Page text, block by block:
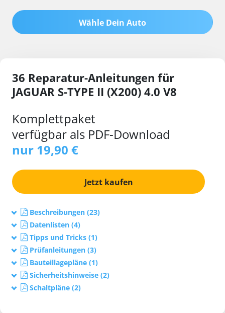
Wähle Dein Auto
36 Reparatur-Anleitungen für
JAGUAR S-TYPE II (X200) 4.0 V8
Komplettpaket
verfügbar als PDF-Download
nur 19,90 €
Jetzt kaufen
Beschreibungen (23)
Datenlisten (4)
Tipps und Tricks (1)
Prüfanleitungen (3)
Bauteillagepläne (1)
Sicherheitshinweise (2)
Schaltpläne (2)